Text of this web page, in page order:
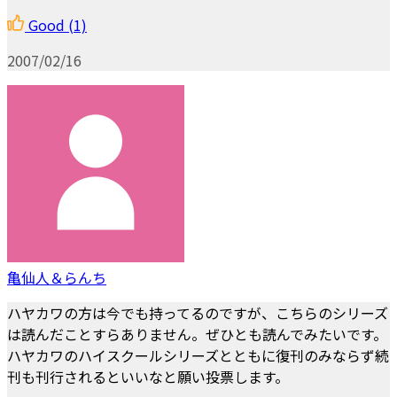
Good (1)
2007/02/16
亀仙人＆らんち
ハヤカワの方は今でも持ってるのですが、こちらのシリーズ
は読んだことすらありません。ぜひとも読んでみたいです。
ハヤカワのハイスクールシリーズとともに復刊のみならず続
刊も刊行されるといいなと願い投票します。